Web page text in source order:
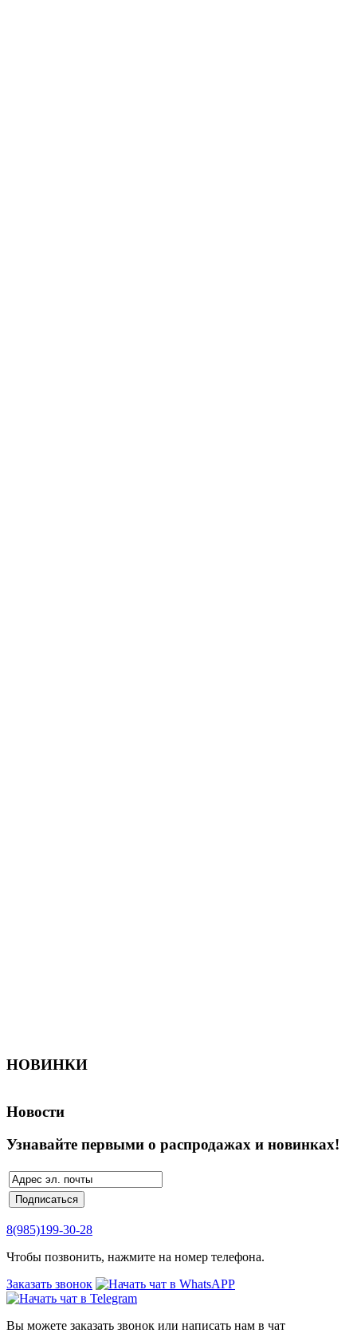
НОВИНКИ
Новости
Узнавайте первыми о распродажах и новинках!
8(985)199-30-28
Чтобы позвонить, нажмите на номер телефона.
Заказать звонок
Вы можете заказать звонок или написать нам в чат